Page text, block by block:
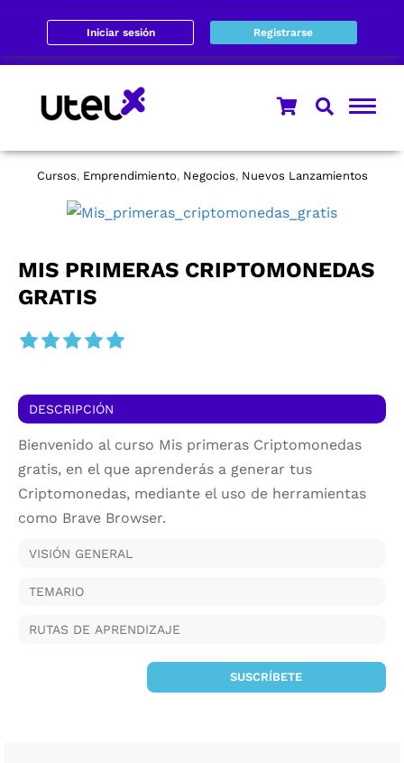
Iniciar sesión Registrarse
Cursos, Emprendimiento, Negocios, Nuevos Lanzamientos
MIS PRIMERAS CRIPTOMONEDAS
GRATIS
DESCRIPCIÓN
Bienvenido al curso Mis primeras Criptomonedas
gratis, en el que aprenderás a generar tus
Criptomonedas, mediante el uso de herramientas
como Brave Browser.
VISIÓN GENERAL
TEMARIO
RUTAS DE APRENDIZAJE
SUSCRÍBETE